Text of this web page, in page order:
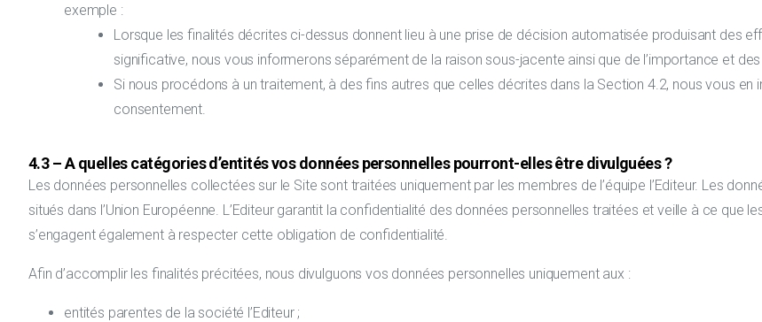
exemple :
Lorsque les finalités décrites ci-dessus donnent lieu à une prise de décision automatisée produisant des
significative, nous vous informerons séparément de la raison sous-jacente ainsi que de l’importance et
Si nous procédons à un traitement, à des fins autres que celles décrites dans la Section 4.2, nous vous
consentement.
4.3 – A quelles catégories d’entités vos données personnelles pourront-elles être divulguées ?
Les données personnelles collectées sur le Site sont traitées uniquement par les membres de l’équipe l’Editeur. Les
situés dans l’Union Européenne. L’Editeur garantit la confidentialité des données personnelles traitées et veille à ce que
s’engagent également à respecter cette obligation de confidentialité.
Afin d’accomplir les finalités précitées, nous divulguons vos données personnelles uniquement aux :
entités parentes de la société l’Editeur ;